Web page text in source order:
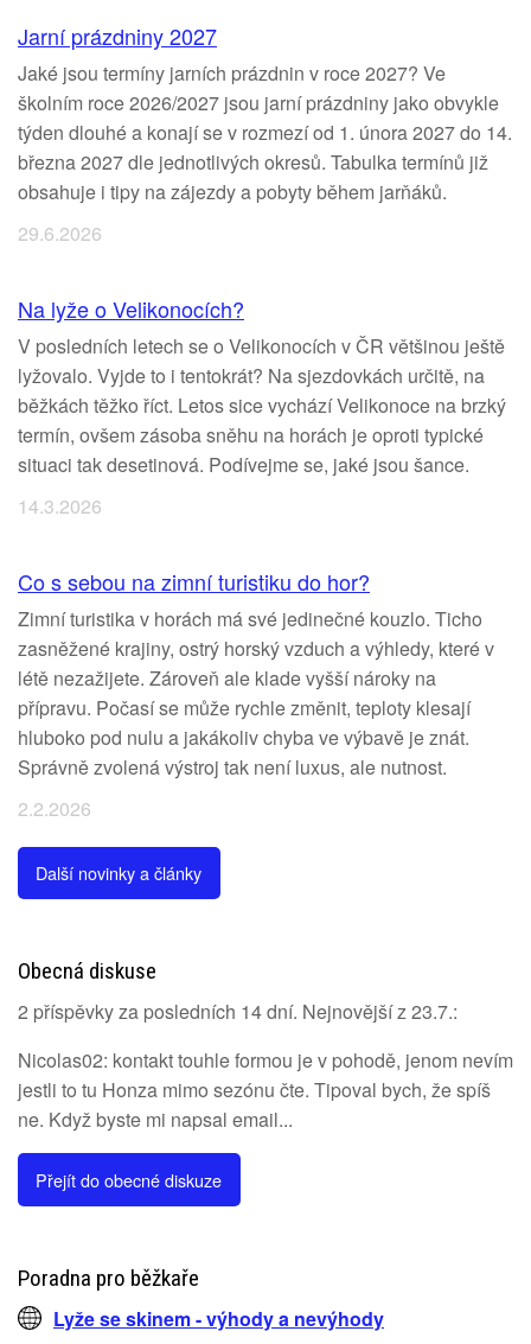
Jarní prázdniny 2027
Jaké jsou termíny jarních prázdnin v roce 2027? Ve
školním roce 2026/2027 jsou jarní prázdniny jako obvykle
týden dlouhé a konají se v rozmezí od 1. února 2027 do 14.
března 2027 dle jednotlivých okresů. Tabulka termínů již
obsahuje i tipy na zájezdy a pobyty během jarňáků.
29.6.2026
Na lyže o Velikonocích?
V posledních letech se o Velikonocích v ČR většinou ještě
lyžovalo. Vyjde to i tentokrát? Na sjezdovkách určitě, na
běžkách těžko říct. Letos sice vychází Velikonoce na brzký
termín, ovšem zásoba sněhu na horách je oproti typické
situaci tak desetinová. Podívejme se, jaké jsou šance.
14.3.2026
Co s sebou na zimní turistiku do hor?
Zimní turistika v horách má své jedinečné kouzlo. Ticho
zasněžené krajiny, ostrý horský vzduch a výhledy, které v
létě nezažijete. Zároveň ale klade vyšší nároky na
přípravu. Počasí se může rychle změnit, teploty klesají
hluboko pod nulu a jakákoliv chyba ve výbavě je znát.
Správně zvolená výstroj tak není luxus, ale nutnost.
2.2.2026
Další novinky a články
Obecná diskuse
2 příspěvky za posledních 14 dní. Nejnovější z 23.7.:
Nicolas02: kontakt touhle formou je v pohodě, jenom nevím
jestli to tu Honza mimo sezónu čte. Tipoval bych, že spíš
ne. Když byste mi napsal email...
Přejít do obecné diskuze
Poradna pro běžkaře
Lyže se skinem - výhody a nevýhody